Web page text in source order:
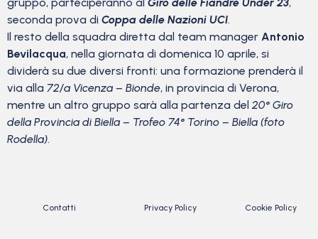
seconda prova di Coppa delle Nazioni UCI.
Il resto della squadra diretta dal team manager Antonio
Bevilacqua, nella giornata di domenica 10 aprile, si
dividerà su due diversi fronti: una formazione prenderà il
via alla 72/a Vicenza – Bionde, in provincia di Verona,
mentre un altro gruppo sarà alla partenza del 20° Giro
della Provincia di Biella – Trofeo 74° Torino – Biella (foto
Rodella).
Contatti Privacy Policy Cookie Policy